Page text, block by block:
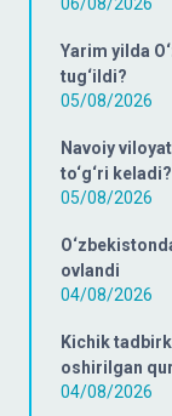
Yarim yilda
tug‘ildi?
05/08/2026
Navoiy
to‘g‘ri keladi?
05/08/2026
ovlandi
04/08/2026
Kichik
oshirilgan
04/08/2026